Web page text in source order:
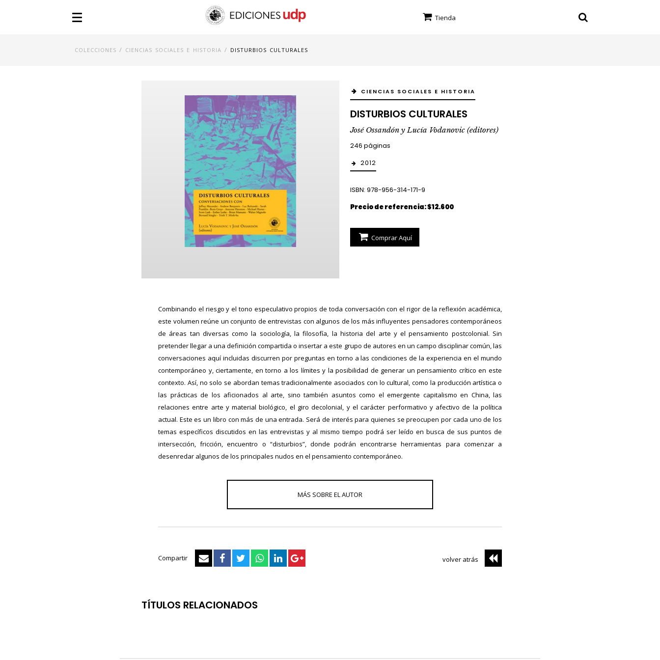
Tienda
COLECCIONES / CIENCIAS SOCIALES E HISTORIA / DISTURBIOS CULTURALES
CIENCIAS SOCIALES E HISTORIA
DISTURBIOS CULTURALES
José Ossandón y Lucía Vodanovic (editores)
246 páginas
2012
ISBN: 978-956-314-171-9
Precio de referencia: $12.600
Comprar Aquí
Combinando el riesgo y el tono especulativo propios de toda conversación con el rigor de la reflexión académica,
este volumen reúne un conjunto de entrevistas con algunos de los más influyentes pensadores contemporáneos
de áreas tan diversas como la sociología, la filosofía, la historia del arte y el pensamiento postcolonial. Sin
pretender llegar a una definición compartida o insertar a este grupo de autores en un campo disciplinar común, las
conversaciones aquí incluidas discurren por preguntas en torno a las condiciones de la experiencia en el mundo
contemporáneo y, ciertamente, en torno a los límites y la posibilidad de generar un pensamiento crítico en este
contexto. Así, no solo se abordan temas tradicionalmente asociados con lo cultural, como la producción artística o
las prácticas de los aficionados al arte, sino también asuntos como el emergente capitalismo en China, las
relaciones entre arte y material biológico, el giro decolonial, y el carácter performativo y afectivo de la política
actual. Este es un libro con más de una entrada. Será de interés para quienes se preocupen por cada uno de los
temas específicos discutidos en las entrevistas y al mismo tiempo podrá ser leído en busca de sus puntos de
intersección, fricción, encuentro o “disturbios”, donde podrán encontrarse herramientas para comenzar a
desenredar algunos de los principales nudos en el pensamiento contemporáneo.
Compartir volver atrás
TÍTULOS RELACIONADOS